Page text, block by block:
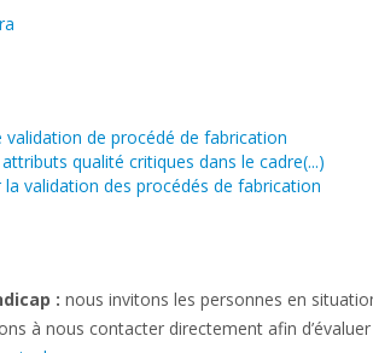
validation de procédé de fabrication
qualité critiques dans le cadre(...)
validation des procédés de fabrication
: nous invitons les personnes en
à nous contacter directement afin d’évaluer